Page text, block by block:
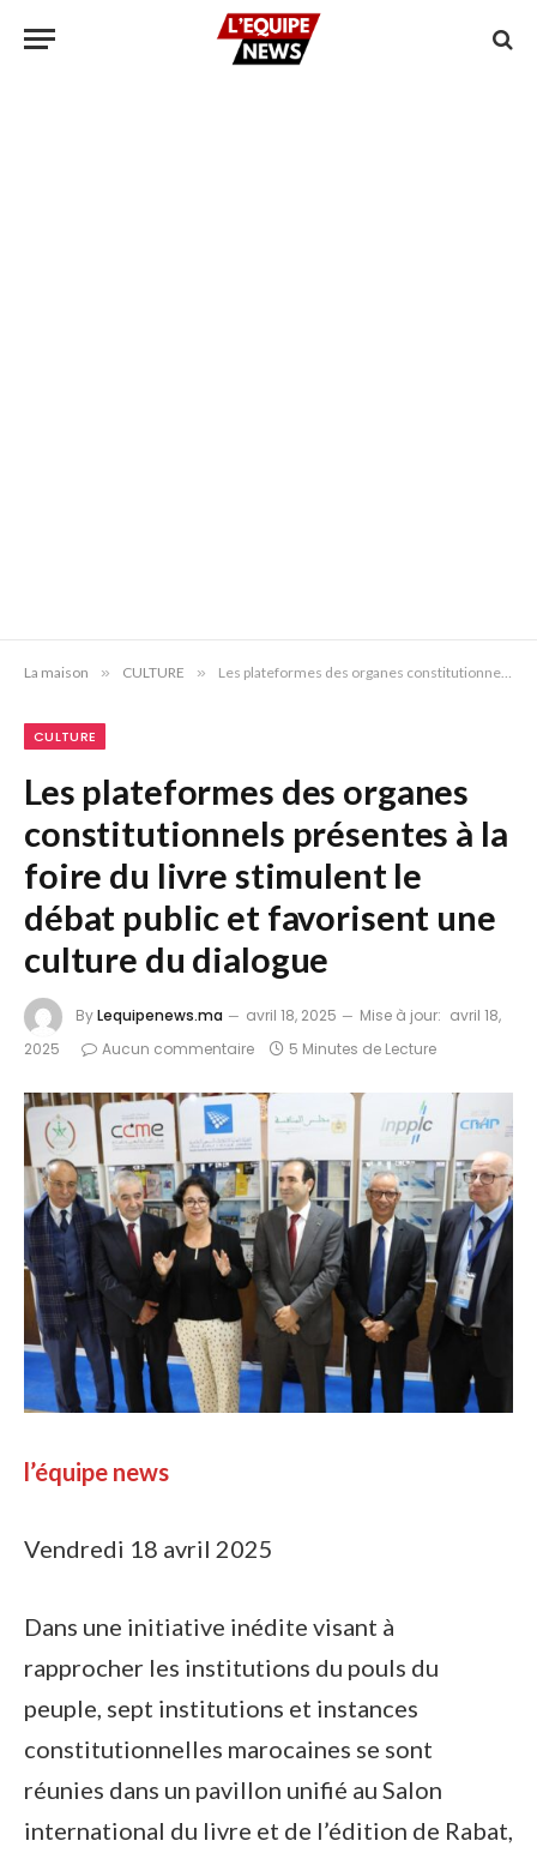
La maison » CULTURE » Les plateformes des organes constitutionnels présentes à la foire du livre stimulent le débat public et favorisent une culture du dialogue
CULTURE
Les plateformes des organes
constitutionnels présentes à la
foire du livre stimulent le
débat public et favorisent une
culture du dialogue
ByLequipenews.ma avril 18, 2025 Mise à jour: avril 18,
2025
Aucun commentaire 5 Minutes de Lecture
l’équipe news
Vendredi 18 avril 2025
Dans une initiative inédite visant à
rapprocher les institutions du pouls du
peuple, sept institutions et instances
constitutionnelles marocaines se sont
réunies dans un pavillon unifié au Salon
international du livre et de l’édition de Rabat,